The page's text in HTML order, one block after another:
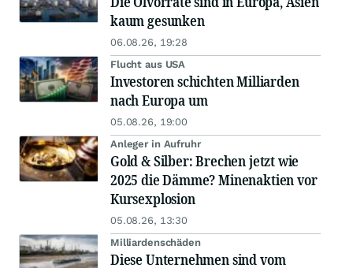
kaum gesunken
06.08.26, 19:28
Flucht aus USA
Investoren schichten Milliarden
nach Europa um
05.08.26, 19:00
Anleger in Aufruhr
Gold & Silber: Brechen jetzt wie
2025 die Dämme? Minenaktien vor
Kursexplosion
05.08.26, 13:30
Milliardenschäden
Diese Unternehmen sind vom